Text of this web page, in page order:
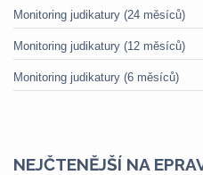
Monitoring judikatury (24 měsíců)
Monitoring judikatury (12 měsíců)
Monitoring judikatury (6 měsíců)
NEJČTENĚJŠÍ NA